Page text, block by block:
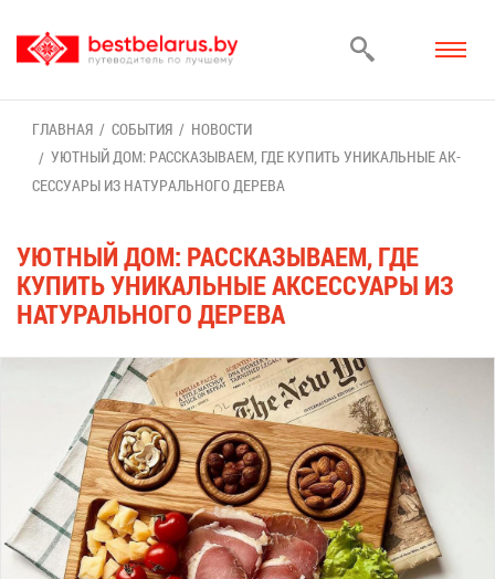
ГЛАВ­НАЯ СО­БЫ­ТИЯ
НО­ВО­СТИ
УЮТ­НЫЙ ДОМ: РАС­СКА­ЗЫ­ВА­ЕМ, ГДЕ КУ­ПИТЬ УНИ­КАЛЬ­НЫЕ АК­
СЕС­СУ­А­РЫ ИЗ НА­ТУ­РАЛЬ­НО­ГО ДЕ­РЕ­ВА
УЮТ­НЫЙ ДОМ: РАС­СКА­ЗЫ­ВА­ЕМ, ГДЕ
КУ­ПИТЬ УНИ­КАЛЬ­НЫЕ АК­СЕС­СУ­А­РЫ ИЗ
НА­ТУ­РАЛЬ­НО­ГО ДЕ­РЕ­ВА